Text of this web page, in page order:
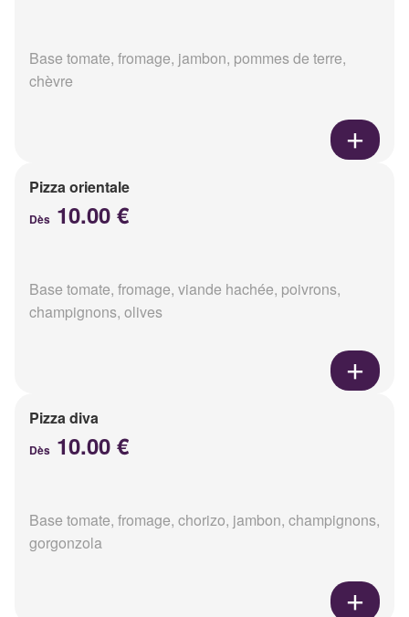
Base tomate, fromage, jambon, pommes de terre,
chèvre
Pizza orientale
Dès 10.00 €
Base tomate, fromage, viande hachée, poivrons,
champignons, olives
Pizza diva
Dès 10.00 €
Base tomate, fromage, chorizo, jambon, champignons,
gorgonzola